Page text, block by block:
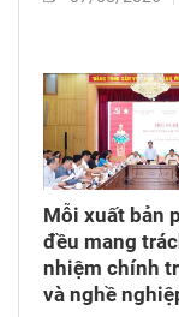
Mỗi xuất bản
đều mang
nhiệm chính
và nghề